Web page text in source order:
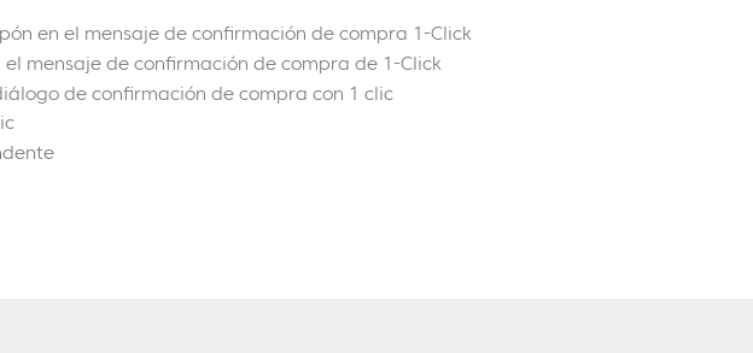
en el mensaje de confirmación de compra 1-Click
mensaje de confirmación de compra de 1-Click
de confirmación de compra con 1 clic